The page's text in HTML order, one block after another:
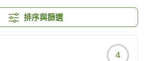
排序與篩選
4